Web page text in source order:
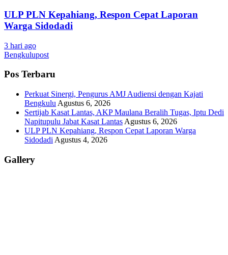
ULP PLN Kepahiang, Respon Cepat Laporan
Warga Sidodadi
3 hari ago
Bengkulupost
Pos Terbaru
Perkuat Sinergi, Pengurus AMJ Audiensi dengan Kajati
Bengkulu Agustus 6, 2026
Sertijab Kasat Lantas, AKP Maulana Beralih Tugas, Iptu Dedi
Napitupulu Jabat Kasat Lantas Agustus 6, 2026
ULP PLN Kepahiang, Respon Cepat Laporan Warga
Sidodadi Agustus 4, 2026
Gallery